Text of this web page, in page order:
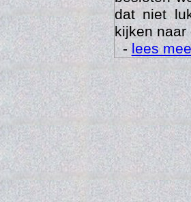
dat niet
kijken naar
-lees